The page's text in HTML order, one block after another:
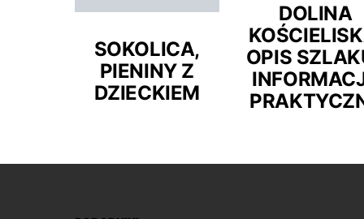
SOKOLICA,
PIENINY Z
DZIECKIEM
DOLINA
OPIS